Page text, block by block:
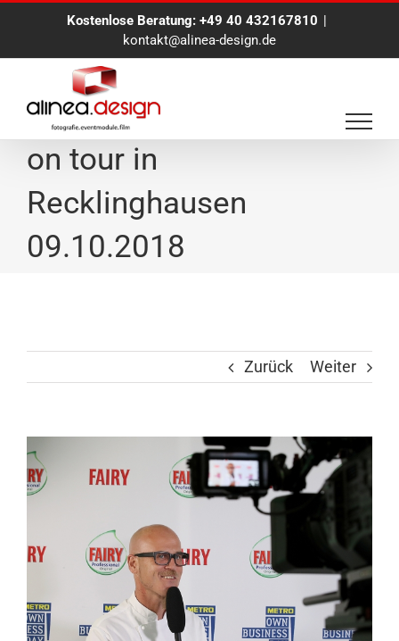
Kostenlose Beratung: +49 40 432167810 |
kontakt@alinea-design.de
Eventfotograf Hamburg
on tour in
Recklinghausen
09.10.2018
Zurück Weiter
View
Larger